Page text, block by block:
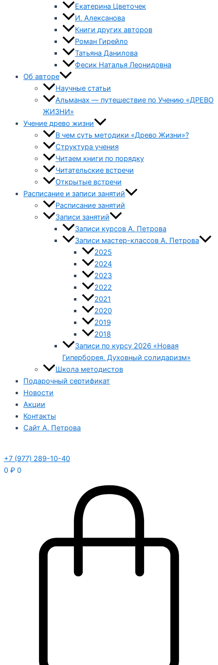
Екатерина Цветочек
И. Алексанова
Книги других авторов
Роман Гирейло
Татьяна Данилова
Фесик Наталья Леонидовна
Об авторе
Научные статьи
Альманах — путешествие по Учению «ДРЕВО
ЖИЗНИ»
Учение древо жизни
В чем суть методики «Древо Жизни»?
Структура учения
Читаем книги по порядку
Читательские встречи
Открытые встречи
Расписание и записи занятий
Расписание занятий
Записи занятий
Записи курсов А. Петрова
Записи мастер-классов А. Петрова
2025
2024
2023
2022
2021
2020
2019
2018
Записи по курсу 2026 «Новая
Гиперборея. Духовный солидаризм»
Школа методистов
Подарочный сертификат
Новости
Акции
Контакты
Сайт А. Петрова
+7 (977) 289-10-40
0 ₽ 0